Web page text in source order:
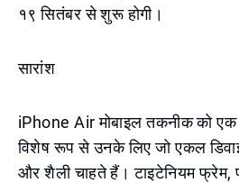
१९ सितंबर से शुरू होगी।
सारांश
iPhone Air मोबाइल तकनीक को एक
विशेष रूप से उनके लिए जो एकल
और शैली चाहते हैं। टाइटेनियम फ्रेम,